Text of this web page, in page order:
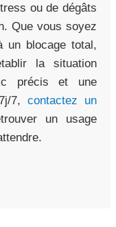
ou de dégâts
Que vous soyez
un blocage total,
la situation
précis et une
7j/7,contactez un
un usage